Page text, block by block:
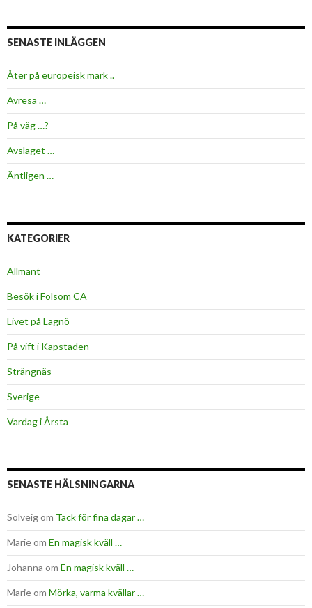
SENASTE INLÄGGEN
Åter på europeisk mark ..
Avresa …
På väg …?
Avslaget …
Äntligen …
KATEGORIER
Allmänt
Besök i Folsom CA
Livet på Lagnö
På vift i Kapstaden
Strängnäs
Sverige
Vardag i Årsta
SENASTE HÄLSNINGARNA
Solveigom Tack för fina dagar …
Marieom En magisk kväll …
Johanna om En magisk kväll …
Marieom Mörka, varma kvällar …